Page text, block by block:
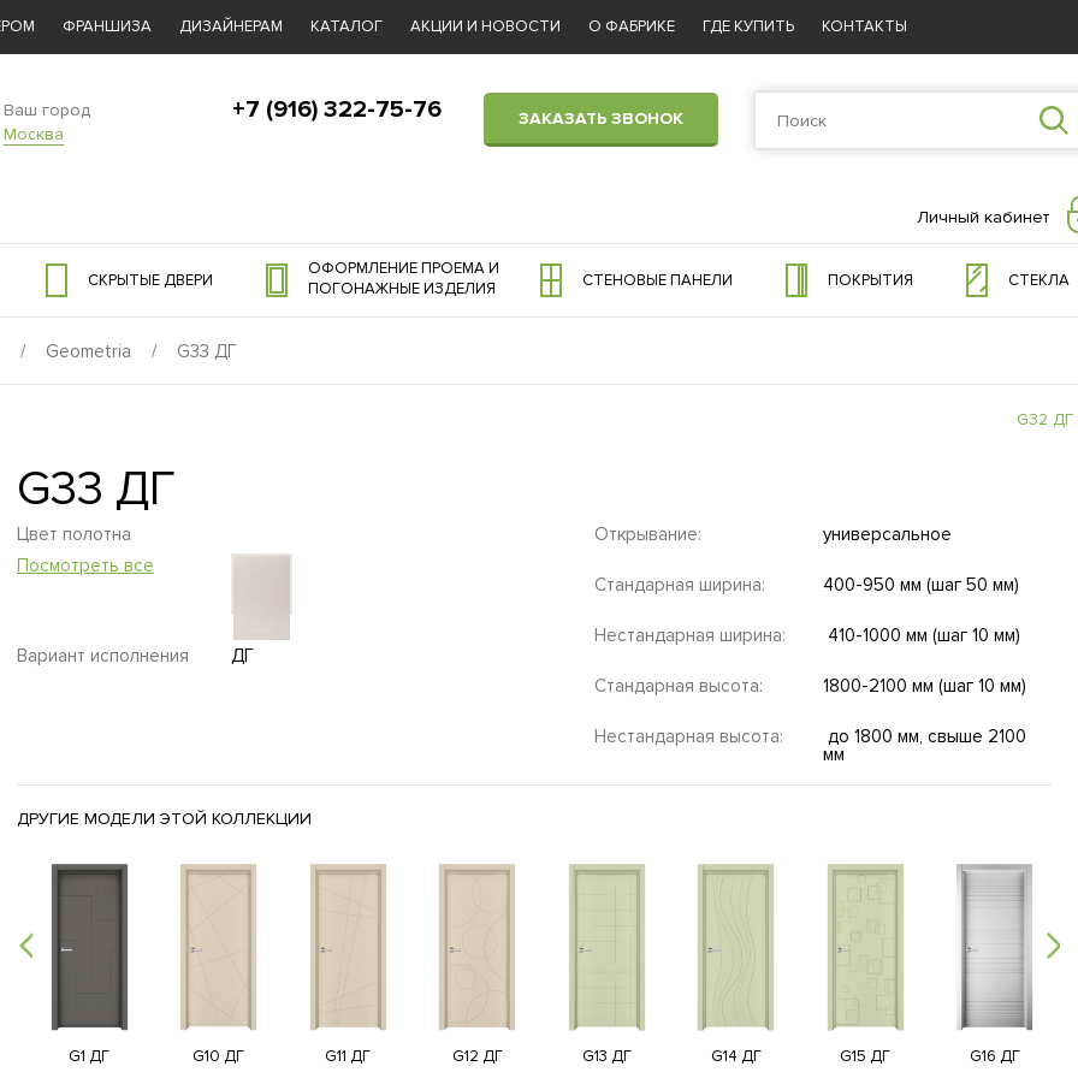
ФРАНШИЗА ДИЗАЙНЕРАМ КАТАЛОГ АКЦИИ И НОВОСТИ О ФАБРИКЕ ГДЕ КУПИТЬ КОНТАКТЫ
Ваш город
Москва
+7 (916) 322-75-76 ЗАКАЗАТЬ ЗВОНОК
Личный кабинет
СКРЫТЫЕ ДВЕРИ
ОФОРМЛЕНИЕ ПРОЕМА И
ПОГОНАЖНЫЕ ИЗДЕЛИЯ
СТЕНОВЫЕ ПАНЕЛИ ПОКРЫТИЯ СТЕКЛА
/ Geometria / G33 ДГ
G32 ДГ
G33 ДГ
Цвет полотна
Посмотреть все
Вариант исполнения ДГ
Открывание: универсальное
Стандарная ширина: 400-950 мм (шаг 50 мм)
Нестандарная ширина: 410-1000 мм (шаг 10 мм)
Стандарная высота: 1800-2100 мм (шаг 10 мм)
Нестандарная высота:
до 1800 мм, свыше 2100
мм
ДРУГИЕ МОДЕЛИ ЭТОЙ КОЛЛЕКЦИИ
G1 ДГ G10 ДГ G11 ДГ G12 ДГ G13 ДГ G14 ДГ G15 ДГ G16 ДГ